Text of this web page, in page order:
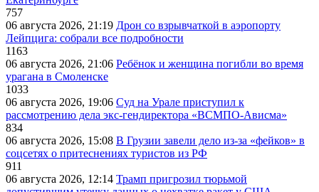
757
06 августа 2026, 21:19 Дрон со взрывчаткой в аэропорту
Лейпцига: собрали все подробности
1163
06 августа 2026, 21:06 Ребёнок и женщина погибли во время
урагана в Смоленске
1033
06 августа 2026, 19:06 Суд на Урале приступил к
рассмотрению дела экс-гендиректора «ВСМПО-Ависма»
834
06 августа 2026, 15:08 В Грузии завели дело из-за «фейков» в
соцсетях о притеснениях туристов из РФ
911
06 августа 2026, 12:14 Трамп пригрозил тюрьмой